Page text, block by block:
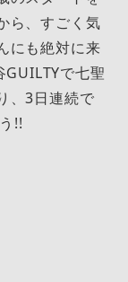
ら、すごく気
にも絶対に来
で七聖
、3日連続で
!!